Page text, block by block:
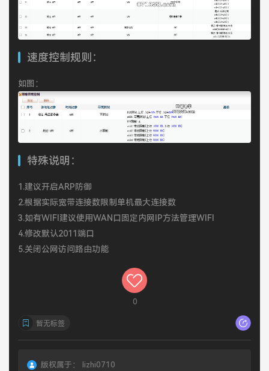
速度控制规则：
如图：
特殊说明：
1.建议开启ARP防御
2.根据实际宽带连接数限制单机最大连接数
3.如有WIFI建议使用WAN口固定内网IP方法管理WIFI
4.修改默认2011端口
5.关闭公网访问路由功能
0
暂无标签
版权属于： lizhi0710